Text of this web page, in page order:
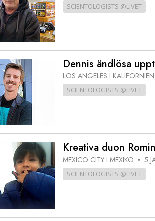
SCIENTOLOGISTS @LIVET
Dennis ändlösa
LOS ANGELES I KALIFORNIEN
SCIENTOLOGISTS @LIVET
Kreativa duon
MEXICO CITY I MEXIKO • 5
SCIENTOLOGISTS @LIVET